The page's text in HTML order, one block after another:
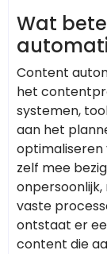
Wat
Content
het
systemen,
aan het
optimaliseren
zelf mee
vaste
ontstaat er
content die